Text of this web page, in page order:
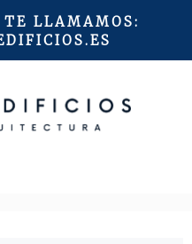
TE LLAMAMOS: